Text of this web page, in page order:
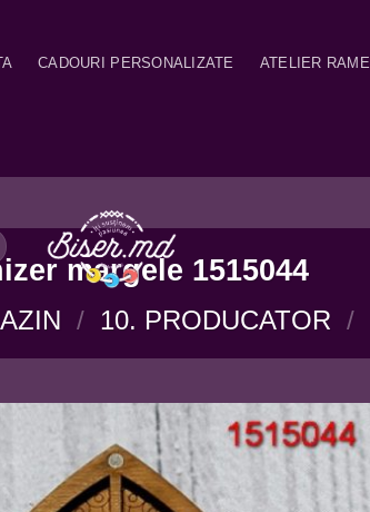
CADOURI PERSONALIZATE ATELIER RAME
margele 1515044
/ 10. PRODUCATOR /